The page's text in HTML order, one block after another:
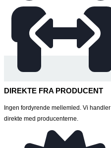
DIREKTE FRA PRODUCENT
Ingen fordyrende mellemled. Vi handler
direkte med producenterne.